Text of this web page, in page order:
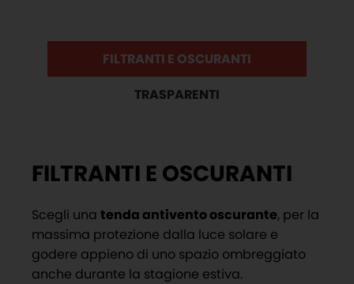
FILTRANTI E OSCURANTI
TRASPARENTI
FILTRANTI E OSCURANTI
Scegli una tenda antivento oscurante, per la
massima protezione dalla luce solare e
godere appieno di uno spazio ombreggiato
anche durante la stagione estiva.